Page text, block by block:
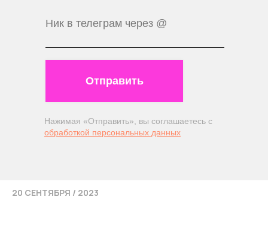
Нажимая «Отправить», вы соглашаетесь с
обработкой персональных данных
Отправить
20 СЕНТЯБРЯ / 2023